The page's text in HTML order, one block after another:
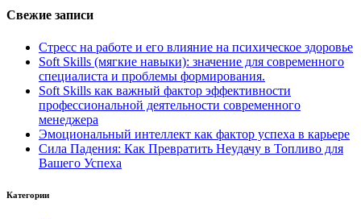
Свежие записи
Стресс на работе и его влияние на психическое здоровье
Soft Skills (мягкие навыки): значение для современного
специалиста и проблемы формирования.
Soft Skills как важный фактор эффективности
профессиональной деятельности современного
менеджера
Эмоциональный интеллект как фактор успеха в карьере
Сила Падения: Как Превратить Неудачу в Топливо для
Вашего Успеха
Категории